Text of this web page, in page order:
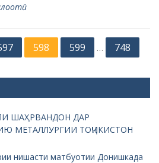
598 599 …
748
ШАҲРВАНДОН ДАР
МЕТАЛЛУРГИИ ТОҶИКИСТОН
нишасти матбуотии Донишкада